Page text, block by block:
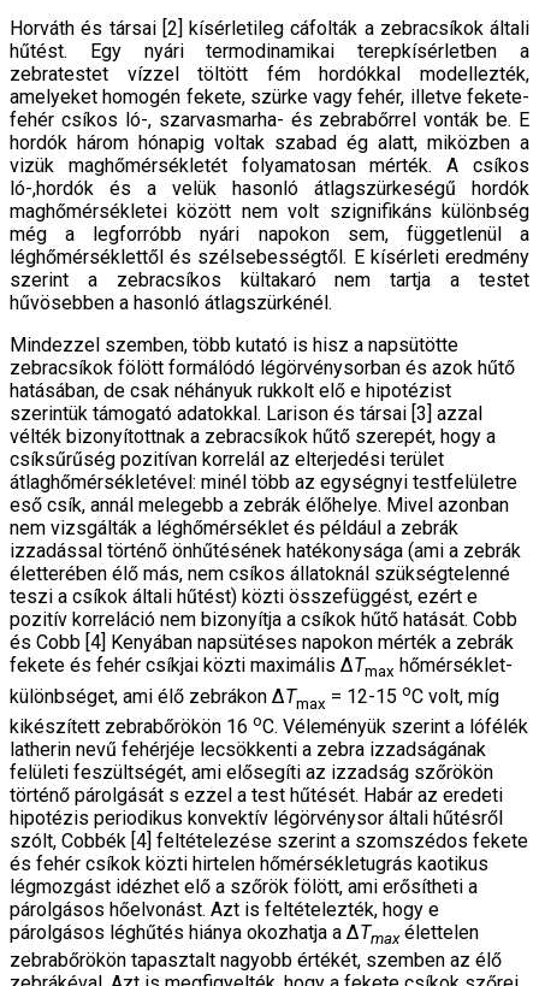
Horváth és társai [2] kísérletileg cáfolták a zebracsí­kok általi
hűtést. Egy nyári termodinamikai terepkí­sérletben a
zebratestet vízzel töltött fém hordókkal modellezték,
amelyeket homogén fekete, szürke vagy fehér, illetve fekete-
fehér csíkos ló-, szarvasmarha- és zebrabőrrel vonták be. E
hordók három hónapig voltak szabad ég alatt, miközben a
vizük maghőmérsékletét folyamatosan mérték. A csíkos
ló-,hordók és a velük hasonló átlagszürkeségű hordók
maghőmérsékletei között nem volt szignifikáns különbség
még a legfor­róbb nyári napokon sem, függetlenül a
léghőmérsék­lettől és szélsebességtől. E kísérleti eredmény
szerint a zebracsíkos kültakaró nem tartja a testet
hűvösebben a hasonló átlagszürkénél.
Mindezzel szemben, több kutató is hisz a napsütötte
zebracsíkok fölött formálódó légörvénysorban és azok hűtő
hatásában, de csak néhányuk rukkolt elő e hipoté­zist
szerintük támogató adatokkal. Larison és társai [3] azzal
vélték bizonyítottnak a zebracsíkok hűtő szere­pét, hogy a
csíksűrűség pozitívan korrelál az elterjedési terület
átlaghőmérsékletével: minél több az egységnyi testfelületre
eső csík, annál melegebb a zebrák élőhe­lye. Mivel azonban
nem vizsgálták a léghőmérséklet és például a zebrák
izzadással történő önhűtésének hatékonysága (ami a zebrák
életterében élő más, nem csíkos állatoknál szükségtelenné
teszi a csíkok általi hűtést) közti összefüggést, ezért e
pozitív korreláció nem bizonyítja a csíkok hűtő hatását. Cobb
és Cobb [4] Kenyában napsütéses napokon mérték a zebrák
fekete és fehér csíkjai közti maximális ΔTmax hőmérséklet-
kü­lönbséget, ami élő zebrákon ΔTmax = 12-15 oC volt, míg
kikészített zebrabőrökön 16 oC. Véleményük szerint a lófélék
latherin nevű fehérjéje lecsökkenti a zebra iz­zadságának
felületi feszültségét, ami elősegíti az izzad­ság szőrökön
történő párolgását s ezzel a test hűtését. Habár az eredeti
hipotézis periodikus konvektív légör­vénysor általi hűtésről
szólt, Cobbék [4] feltételezése szerint a szomszédos fekete
és fehér csíkok közti hirte­len hőmérsékletugrás kaotikus
légmozgást idézhet elő a szőrök fölött, ami erősítheti a
párolgásos hőel­vonást. Azt is feltételezték, hogy e
párolgásos léghű­tés hiánya okozhatja a ΔTmaxélettelen
zebrabőrökön tapasztalt nagyobb értékét, szemben az élő